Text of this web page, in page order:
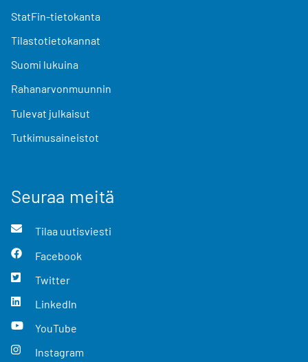
StatFin-tietokanta
Tilastotietokannat
Suomi lukuina
Rahanarvonmuunnin
Tulevat julkaisut
Tutkimusaineistot
Seuraa meitä
Tilaa uutisviesti
Facebook
Twitter
LinkedIn
YouTube
Instagram